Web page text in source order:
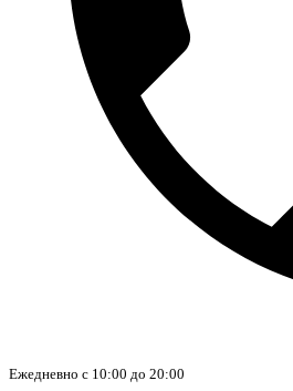
Ежедневно с 10:00 до 20:00